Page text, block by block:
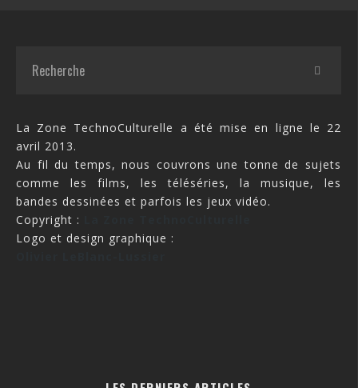
La Zone TechnoCulturelle a été mise en ligne le 22
avril 2013.
Au fil du temps, nous couvrons une tonne de sujets
comme les films, les téléséries, la musique, les
bandes dessinées et parfois les jeux vidéo.
Copyright :
Logo et design graphique :